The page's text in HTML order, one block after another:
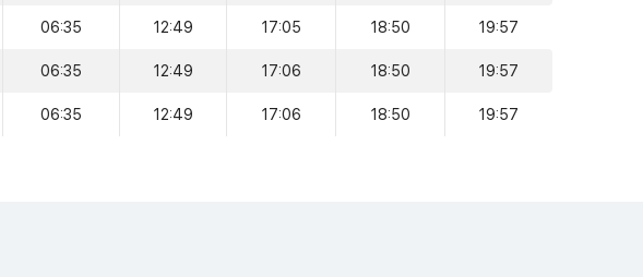
06:35 12:49 17:05 18:50 19:57
06:35 12:49 17:06 18:50 19:57
06:35 12:49 17:06 18:50 19:57